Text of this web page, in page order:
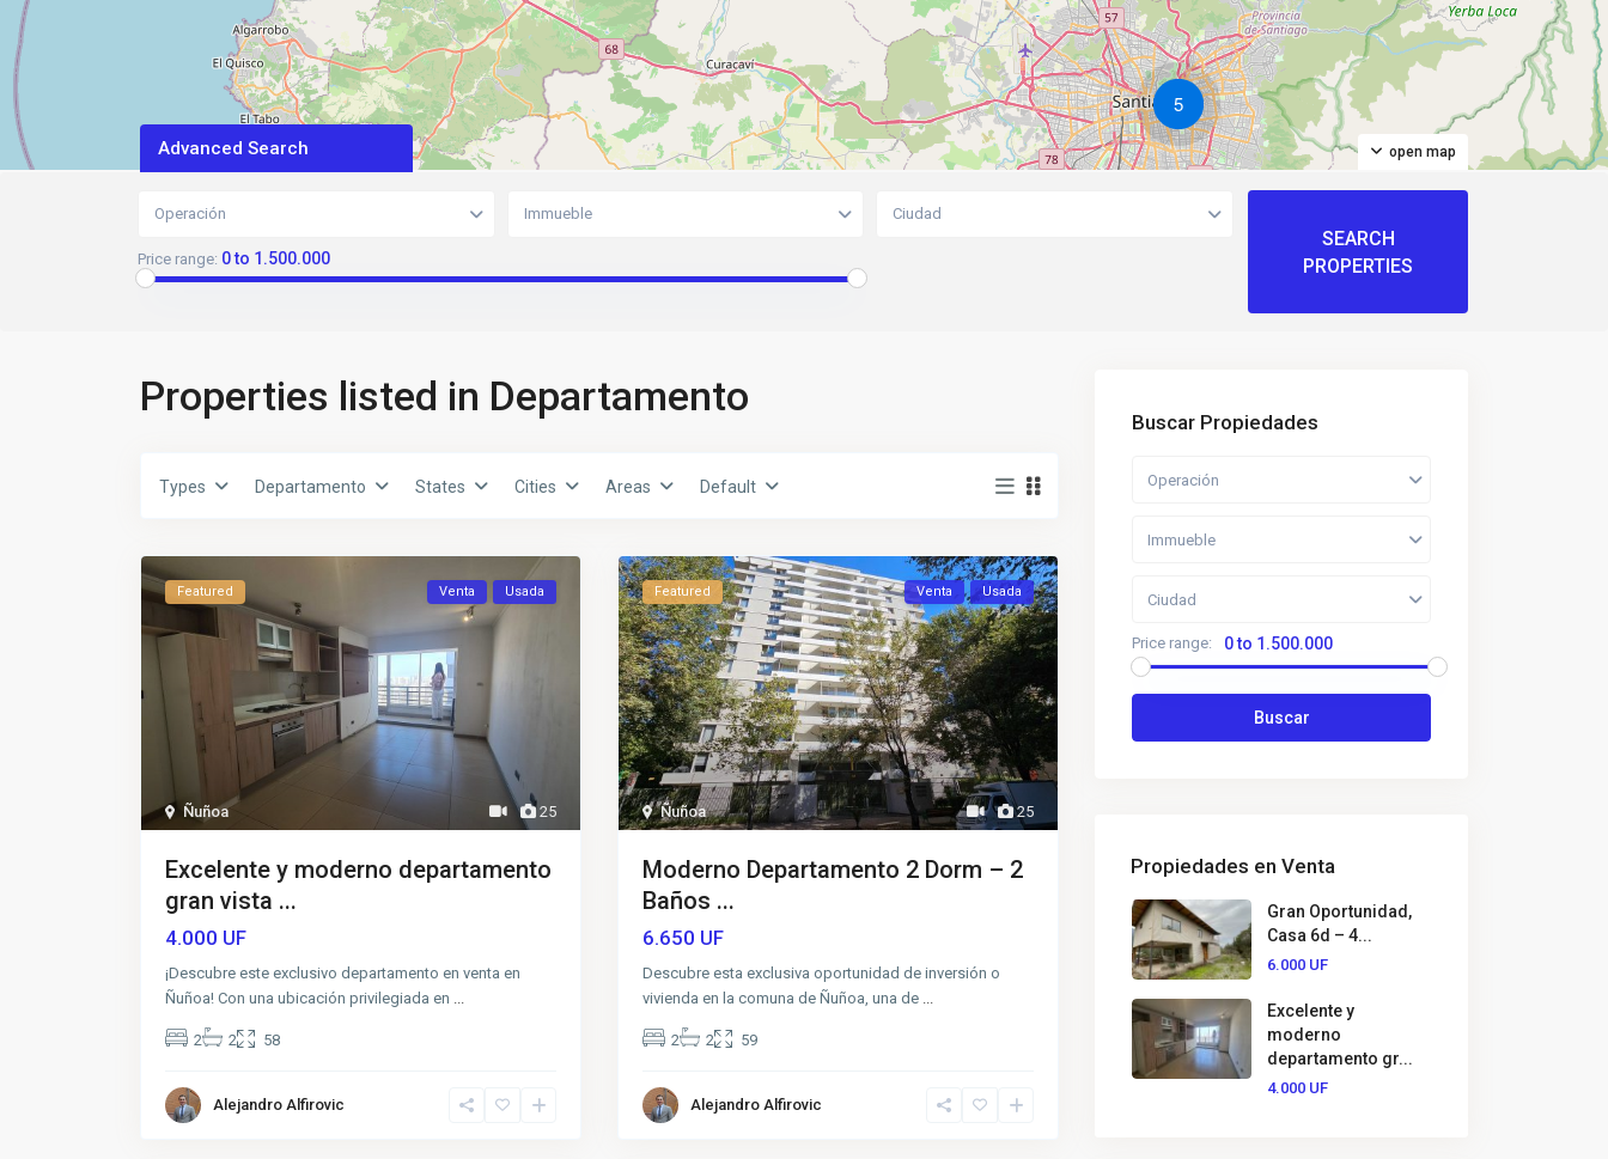
5
open map
Advanced Search
Operación Immueble Ciudad
Price range: 0 to 1.500.000
Properties listed in Departamento
Types Departamento States Cities Areas Default
25
Ñuñoa
Featured Venta Usada
Excelente y moderno departamento
gran vista ...
4.000 UF
¡Descubre este exclusivo departamento en venta en
Ñuñoa! Con una ubicación privilegiada en ...
2 2 58
Alejandro Alfirovic
25
Ñuñoa
Featured Venta Usada
Moderno Departamento 2 Dorm – 2
Baños ...
6.650 UF
Descubre esta exclusiva oportunidad de inversión o
vivienda en la comuna de Ñuñoa, una de ...
2 2 59
Alejandro Alfirovic
Buscar Propiedades
Operación
Immueble
Ciudad
Price range: 0 to 1.500.000
Buscar
Propiedades en Venta
Gran Oportunidad,
Casa 6d – 4...
6.000 UF
Excelente y
moderno
departamento gr...
4.000 UF